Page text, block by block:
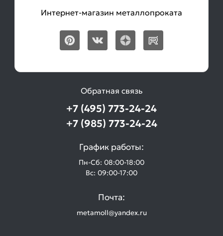
Интернет-магазин металлопроката
Обратная связь
+7 (495) 773-24-24
+7 (985) 773-24-24
График работы:
Пн-Сб: 08:00-18:00
Вс: 09:00-17:00
Почта:
metamoll@yandex.ru